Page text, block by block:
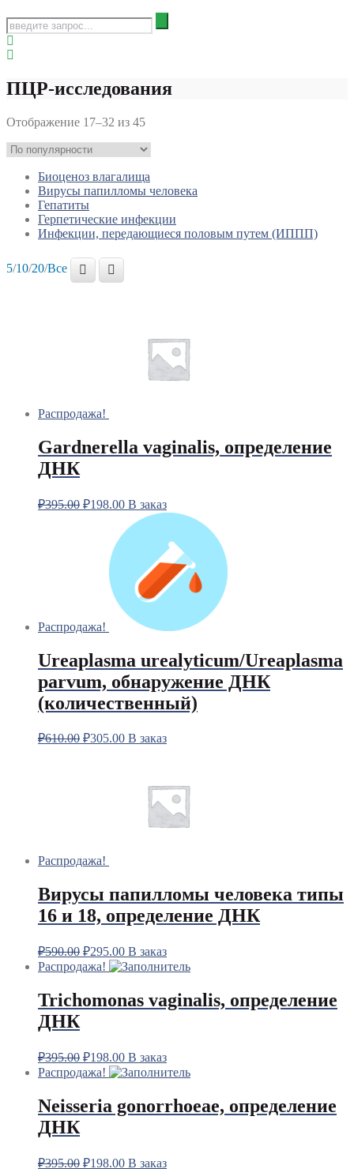
ПЦР-исследования
Отображение 17–32 из 45
Биоценоз влагалища
Вирусы папилломы человека
Гепатиты
Герпетические инфекции
Инфекции, передающиеся половым путем (ИППП)
5/10/20/Все
Распродажа!
Gardnerella vaginalis, определение
ДНК
₽395.00 ₽198.00 В заказ
Распродажа!
Ureaplasma urealyticum/Ureaplasma
parvum, обнаружение ДНК
(количественный)
₽610.00 ₽305.00 В заказ
Распродажа!
Вирусы папилломы человека типы
16 и 18, определение ДНК
₽590.00 ₽295.00 В заказ
Распродажа!
Trichomonas vaginalis, определение
ДНК
₽395.00 ₽198.00 В заказ
Распродажа!
Neisseria gonorrhoeae, определение
ДНК
₽395.00 ₽198.00 В заказ